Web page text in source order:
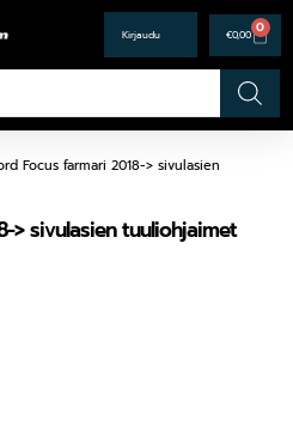
€0,00 0
Focus farmari 2018-> sivulasien
> sivulasien tuuliohjaimet